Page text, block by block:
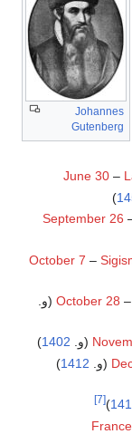
Johannes
Gutenberg
June 30–
)
September 26
October 7 –
October 28 –
1402
)
1412
)
)
[7]